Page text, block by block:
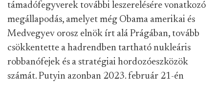
támadófegyverek további leszerelésére vonatkozó
megállapodás, amelyet még Obama amerikai és
Medvegyev orosz elnök írt alá Prágában, tovább
csökkentette a hadrendben tartható nukleáris
robbanófejek és a stratégiai hordozóeszközök
számát. Putyin azonban 2023. február 21-én